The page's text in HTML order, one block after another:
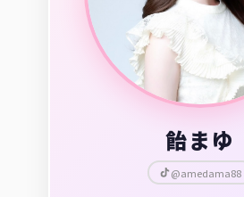
飴まゆ
@amedama88